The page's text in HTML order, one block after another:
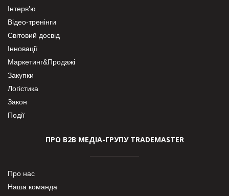
Інтерв’ю
Відео-тренінги
Світовий досвід
Інновації
Маркетинг&Продажі
Закупки
Логістика
Закон
Події
ПРО В2В МЕДІА-ГРУПУ TRADEMASTER
Про нас
Наша команда